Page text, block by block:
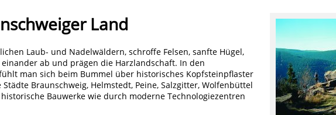
Land
Laub- und Nadelwäldern, schroffe Felsen, sanfte Hügel,
ab und prägen die Harzlandschaft. In den
man sich beim Bummel über historisches Kopfsteinpflaster
Braunschweig, Helmstedt, Peine, Salzgitter, Wolfenbüttel
Bauwerke wie durch moderne Technologiezentren